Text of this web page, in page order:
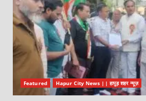
Featured Hapur City News || हापुड़ शहर न्यूज़